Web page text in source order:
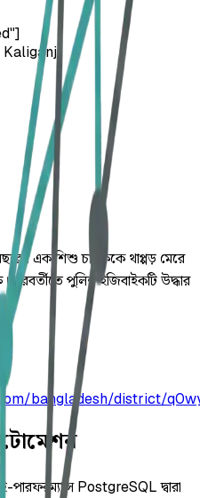
Kaliganj
এক শিশু চালককে থাপ্পড় মেরে
পরবর্তীতে পুলিশ ইজিবাইকটি উদ্ধার
bangladesh/district/
PostgreSQL দ্বারা